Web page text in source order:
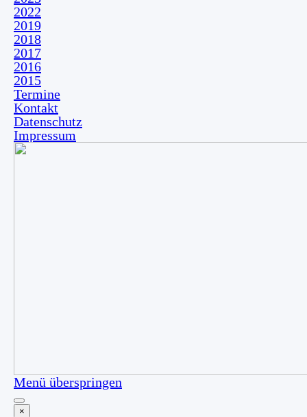
2022
2019
2018
2017
2016
2015
Termine
Kontakt
Datenschutz
Impressum
Menü überspringen
×